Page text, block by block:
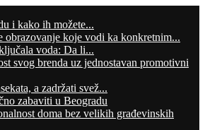
i kako ih možete...
obrazovanje koje vodi ka konkretnim...
voda: Da li...
svog brenda uz jednostavan promotivni
a zadržati svež...
zabaviti u Beogradu
doma bez velikih građevinskih